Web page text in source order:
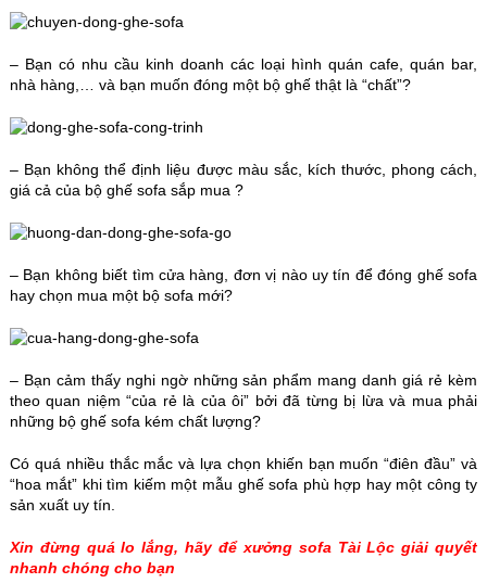
– Bạn có nhu cầu kinh doanh các loại hình quán cafe, quán bar,
nhà hàng,… và bạn muốn đóng một bộ ghế thật là “chất”?
– Bạn không thể định liệu được màu sắc, kích thước, phong cách,
giá cả của bộ ghế sofa sắp mua ?
– Bạn không biết tìm cửa hàng, đơn vị nào uy tín để đóng ghế sofa
hay chọn mua một bộ sofa mới?
– Bạn cảm thấy nghi ngờ những sản phẩm mang danh giá rẻ kèm
theo quan niệm “của rẻ là của ôi” bởi đã từng bị lừa và mua phải
những bộ ghế sofa kém chất lượng?
Có quá nhiều thắc mắc và lựa chọn khiến bạn muốn “điên đầu” và
“hoa mắt” khi tìm kiếm một mẫu ghế sofa phù hợp hay một công ty
sản xuất uy tín.
Xin đừng quá lo lắng, hãy để xưởng sofa Tài Lộc giải quyết
nhanh chóng cho bạn